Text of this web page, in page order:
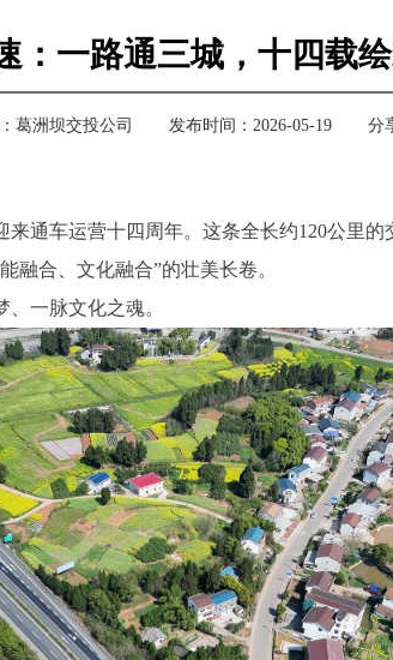
：一路通三城，十四载
葛洲坝交投公司 发布时间：2026-05-19 分
通车运营十四周年。这条全长约120公里
融合、文化融合”的壮美长卷。
一脉文化之魂。